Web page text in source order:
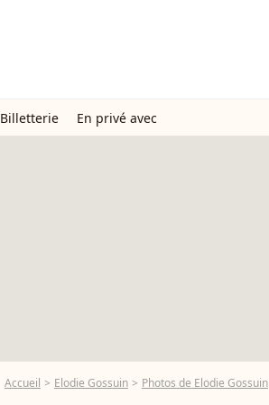
Billetterie En privé avec
Accueil Elodie Gossuin Photos de Elodie Gossuin